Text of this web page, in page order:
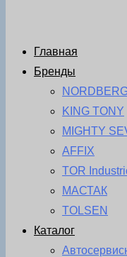
Главная
Бренды
KING TONY
MIGHTY
AFFIX
TOR
МАСТАК
TOLSEN
Каталог